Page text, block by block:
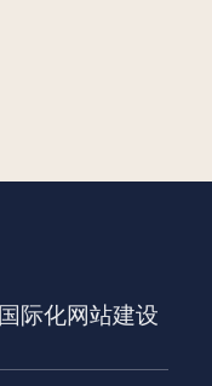
国际化网站建设